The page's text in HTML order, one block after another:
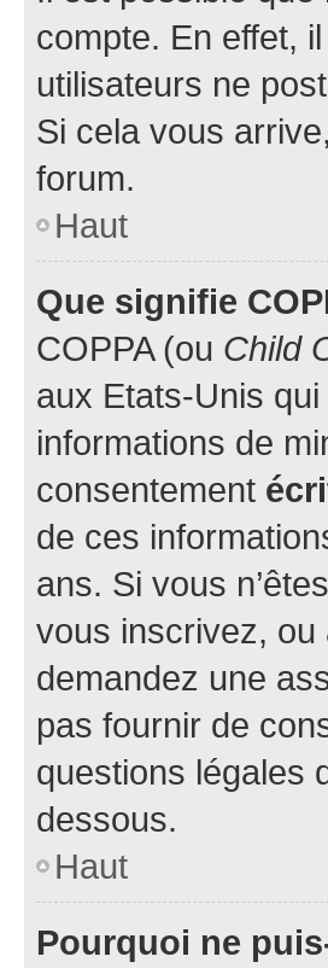
compte. En effet,
utilisateurs ne
Si cela vous
forum.
Haut
Que signifie
COPPA (ou Child
aux Etats-Unis
informations de
consentement
de ces
ans. Si vous
vous inscrivez,
demandez une
pas fournir de
questions légales
dessous.
Haut
Pourquoi ne